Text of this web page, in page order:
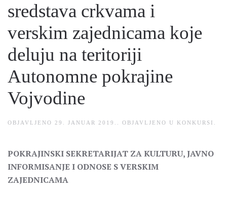
sredstava crkvama i
verskim zajednicama koje
deluju na teritoriji
Autonomne pokrajine
Vojvodine
OBJAVLJENO 29. JANUAR 2019. . OBJAVLJENO U KONKURSI
POKRAJINSKI SEKRETARIJAT ZA KULTURU, JAVNO
INFORMISANJE I ODNOSE S VERSKIM
ZAJEDNICAMA